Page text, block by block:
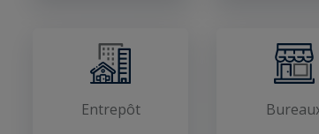
Entrepôt